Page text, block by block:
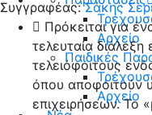
Αρχείο
Παιδικές
Αρχείο
Συγγραφέας:Σάκης
Πρόκειται για
τελευταία
τελειόφοιτους
όπου αποφοιτούν
επιχειρήσεων. Το